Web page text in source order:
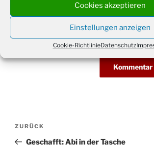
Cookies akzeptieren
Einstellungen anzeigen
Cookie-RichtlinieDatenschutz
Beitragsnavigation
Vorheriger
Beitrag
ZURÜCK
Geschafft: Abi in der Tasche